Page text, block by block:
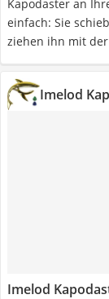
Kapodaster an
einfach: Sie
ziehen ihn mit
Imelod
Imelod